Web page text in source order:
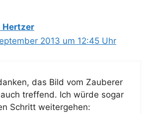
Hertzer
2013 um 12:45 Uhr
das Bild vom Zauberer
treffend. Ich würde sogar
Schritt weitergehen: